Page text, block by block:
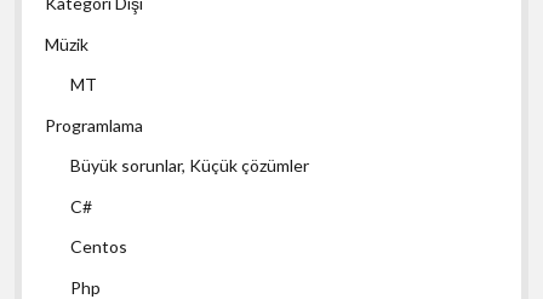
Müzik
MT
Programlama
Büyük sorunlar, Küçük çözümler
C#
Centos
Php